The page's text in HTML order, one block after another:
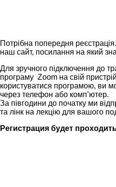
Потрібна попередня
наш сайт, посилання на який
Для зручного підключення до
програму Zoom на свій
користуватися програмою, ви
через телефон або комп’ютер.
За півгодини до початку ми
та лінк на лекцію для вашого
Регистрация будет